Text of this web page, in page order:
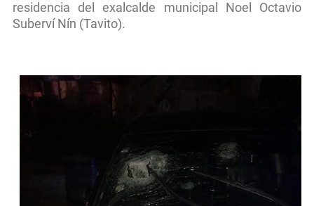
residencia del exalcalde municipal Noel Octavio
Suberví Nín (Tavito).